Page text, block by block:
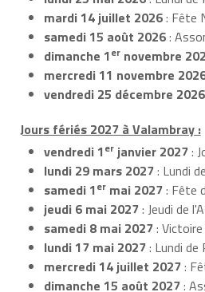
mardi 14 juillet 2026: Fête
samedi 15 août 2026:
dimanche 1er novembre
mercredi 11 novembre
vendredi 25 décembre 2026
Jours fériés 2027 à Valambray :
vendredi 1er janvier 2027:
lundi 29 mars 2027: Lundi
samedi 1er mai 2027: Fête
jeudi 6 mai 2027: Jeudi de
samedi 8 mai 2027:
lundi 17 mai 2027: Lundi
mercredi 14 juillet 2027:
dimanche 15 août 2027: